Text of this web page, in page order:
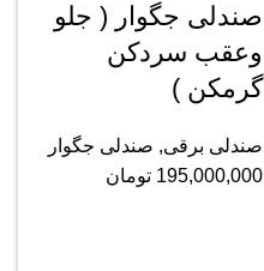
صندلی جگوار ( جلو
وعقب سردکن
گرمکن )
صندلی برقی, صندلی جگوار
195,000,000 تومان